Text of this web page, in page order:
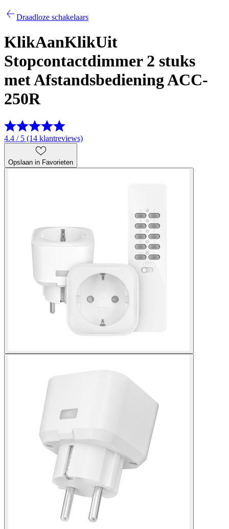
Draadloze schakelaars
KlikAanKlikUit
Stopcontactdimmer 2 stuks
met Afstandsbediening ACC-
250R
4.4 / 5 (14 klantreviews)
Opslaan in Favorieten